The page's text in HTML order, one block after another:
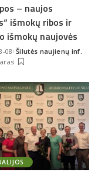
– naujos
išmokų ribos ir
išmokų naujovės
08Posted
by
Šilutės naujienų inf.